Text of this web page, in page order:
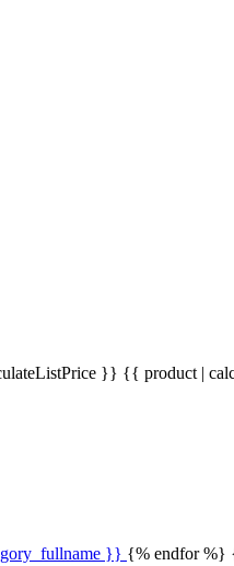
}} {{ product |
}} {% endfor %}